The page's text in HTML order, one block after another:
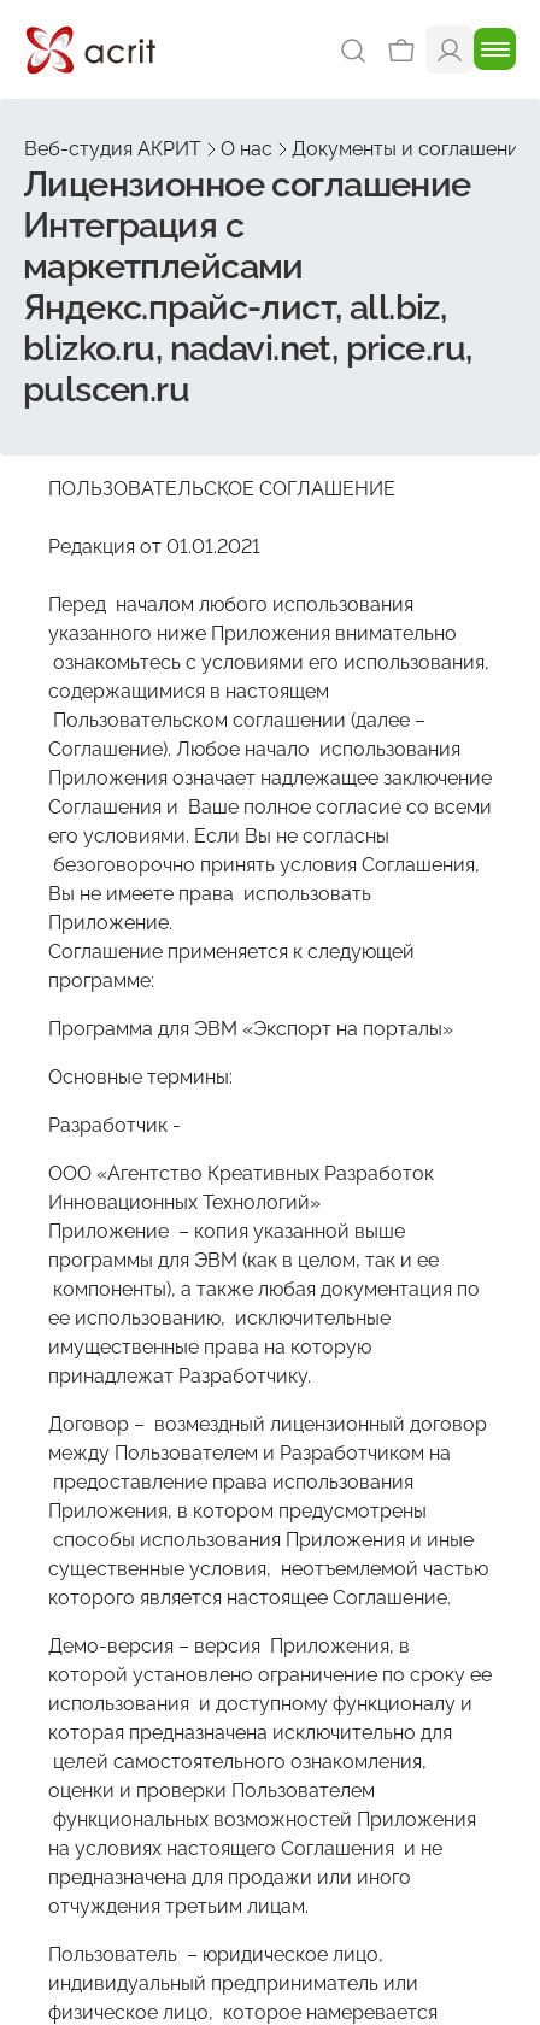
Веб-студия АКРИТ О нас Документы и соглашения
Лицензионное соглашение
Интеграция с
маркетплейсами
Яндекс.прайс-лист, all.biz,
blizko.ru, nadavi.net, price.ru,
pulscen.ru
ПОЛЬЗОВАТЕЛЬСКОЕ СОГЛАШЕНИЕ
Редакция от 01.01.2021
Перед началом любого использования
указанного ниже Приложения внимательно
ознакомьтесь с условиями его использования,
содержащимися в настоящем
Пользовательском соглашении (далее –
Соглашение). Любое начало использования
Приложения означает надлежащее заключение
Соглашения и Ваше полное согласие со всеми
его условиями. Если Вы не согласны
безоговорочно принять условия Соглашения,
Вы не имеете права использовать
Приложение.
Соглашение применяется к следующей
программе:
Программа для ЭВМ «Экспорт на порталы»
Основные термины:
Разработчик -
ООО «Агентство Креативных Разработок
Инновационных Технологий»
Приложение – копия указанной выше
программы для ЭВМ (как в целом, так и ее
компоненты), а также любая документация по
ее использованию, исключительные
имущественные права на которую
принадлежат Разработчику.
Договор – возмездный лицензионный договор
между Пользователем и Разработчиком на
предоставление права использования
Приложения, в котором предусмотрены
способы использования Приложения и иные
существенные условия, неотъемлемой частью
которого является настоящее Соглашение.
Демо-версия – версия Приложения, в
которой установлено ограничение по сроку ее
использования и доступному функционалу и
которая предназначена исключительно для
целей самостоятельного ознакомления,
оценки и проверки Пользователем
функциональных возможностей Приложения
на условиях настоящего Соглашения и не
предназначена для продажи или иного
отчуждения третьим лицам.
Пользователь – юридическое лицо,
индивидуальный предприниматель или
физическое лицо, которое намеревается